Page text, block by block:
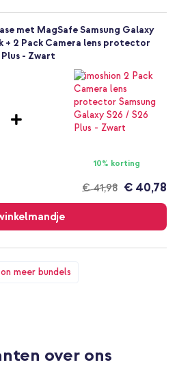
meer bundels
met MagSafe Samsung Galaxy
+ 2 Pack Camera lens protector
Plus - Zwart
10% korting
€ 41,98 € 40,78
met MagSafe Samsung Galaxy
+ Wall Charger - Oplader - USB-C
over ons